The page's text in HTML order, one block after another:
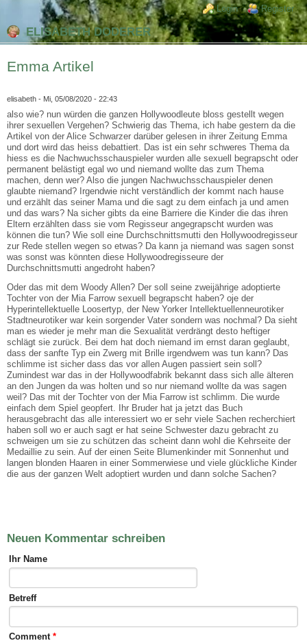
Login links
Login Register
ELISABETH DODERER
Emma Artikel
elisabeth - Mi, 05/08/2020 - 22:43
also wie? nun würden die ganzen Hollywoodleute bloss gestellt wegen
ihrer sexuellen Vergehen? Schwierig das Thema, ich habe gestern da die
Artikel von der Alice Schwarzer darüber gelesen in ihrer Zeitung Emma
und dort wird das heiss debattiert. Das ist ein sehr schweres Thema da
hiess es die Nachwuchsschauspieler wurden alle sexuell begrapscht oder
permanent belästigt egal wo und niemand wollte das zum Thema
machen, denn wer? Also die jungen Nachwuchsschauspieler denen
glaubte niemand? Irgendwie nicht verständlich der kommt nach hause
und erzählt das seiner Mama und die sagt zu dem einfach ja und amen
und das wars? Na sicher gibts da eine Barriere die Kinder die das ihren
Eltern erzählten dass sie vom Regisseur angegrapscht wurden was
können die tun? Wie soll eine Durchschnittsmutti den Hollywoodregisseur
zur Rede stellen wegen so etwas? Da kann ja niemand was sagen sonst
was sonst was könnten diese Hollywoodregisseure der
Durchschnittsmutti angedroht haben?
Oder das mit dem Woody Allen? Der soll seine zweijährige adoptierte
Tochter von der Mia Farrow sexuell begrapscht haben? oje der
Hyperintellektuelle Loosertyp, der New Yorker Intellektuellenneurotiker
Stadtneurotiker war kein sorgender Vater sondern was nochmal? Da sieht
man es wieder je mehr man die Sexualität verdrängt desto heftiger
schlägt sie zurück. Bei dem hat doch niemand im ernst daran geglaubt,
dass der sanfte Typ ein Zwerg mit Brille irgendwem was tun kann? Das
schlimme ist sicher dass das vor allen Augen passiert sein soll?
Zumindest war das in der Hollywoodfabrik bekannt dass sich alle älteren
an den Jungen da was holten und so nur niemand wollte da was sagen
weil? Das mit der Tochter von der Mia Farrow ist schlimm. Die wurde
einfach dem Spiel geopfert. Ihr Bruder hat ja jetzt das Buch
herausgebracht das alle interessiert wo er sehr viele Sachen recherchiert
haben soll wo er auch sagt er hat seine Schwester dazu gebracht zu
schweigen um sie zu schützen das scheint dann wohl die Kehrseite der
Medaillie zu sein. Auf der einen Seite Blumenkinder mit Sonnenhut und
langen blonden Haaren in einer Sommerwiese und viele glückliche Kinder
die aus der ganzen Welt adoptiert wurden und dann solche Sachen?
Neuen Kommentar schreiben
Ihr Name
Betreff
Comment *